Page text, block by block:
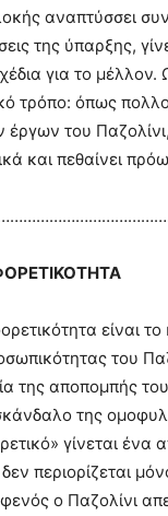
αναπτύσσει
της ύπαρξης,
για το μέλλον.
τρόπο: όπως
του
και πεθαίνει
είναι το
του
της αποπομπής
της
γίνεται ένα
περιορίζεται
ο Παζολίνι